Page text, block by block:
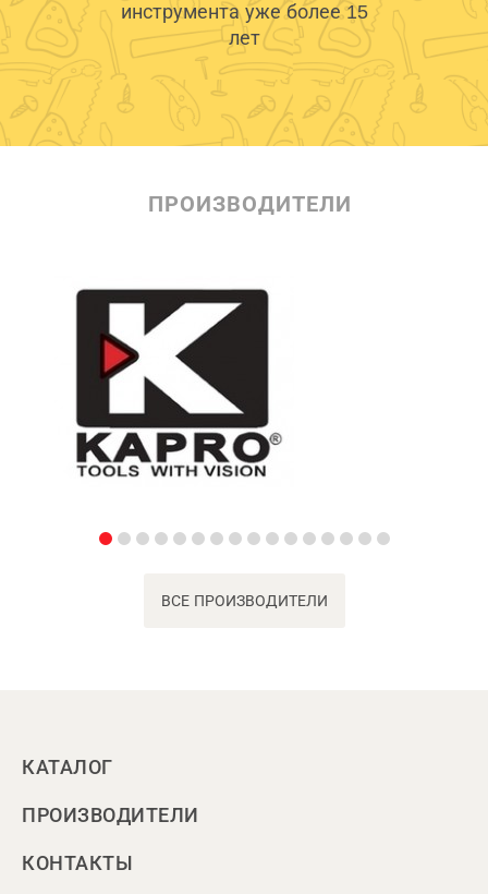
инструмента уже более 15
лет
ПРОИЗВОДИТЕЛИ
ВСЕ ПРОИЗВОДИТЕЛИ
КАТАЛОГ
ПРОИЗВОДИТЕЛИ
КОНТАКТЫ